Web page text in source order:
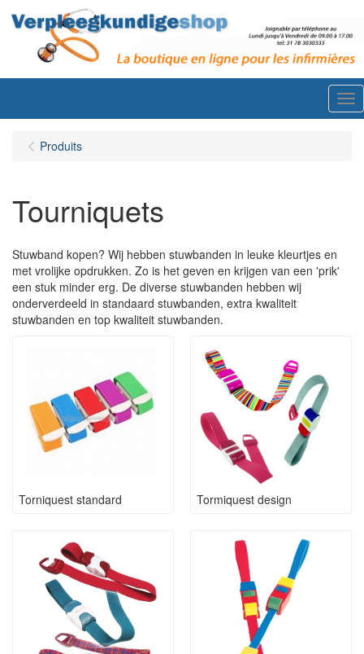
Produits
Tourniquets
Stuwband kopen? Wij hebben stuwbanden in leuke kleurtjes en
met vrolijke opdrukken. Zo is het geven en krijgen van een 'prik'
een stuk minder erg. De diverse stuwbanden hebben wij
onderverdeeld in standaard stuwbanden, extra kwaliteit
stuwbanden en top kwaliteit stuwbanden.
Torniquest standard Tormiquest design